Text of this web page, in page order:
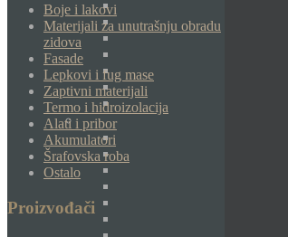
Boje i lakovi
Materijali za unutrašnju obradu
zidova
Fasade
Lepkovi i fug mase
Zaptivni materijali
Termo i hidroizolacija
Alati i pribor
Akumulatori
Šrafovska roba
Ostalo
Proizvođači